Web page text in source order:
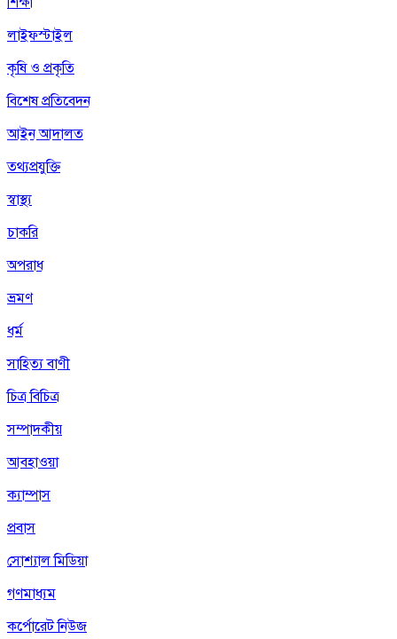
লাইফস্টাইল
কৃষি ও প্রকৃতি
বিশেষ প্রতিবেদন
আইন আদালত
তথ্যপ্রযুক্তি
স্বাস্থ্য
চাকরি
অপরাধ
ভ্রমণ
ধর্ম
সাহিত্য বাণী
চিত্র বিচিত্র
সম্পাদকীয়
আবহাওয়া
ক্যাম্পাস
প্রবাস
সোশ্যাল মিডিয়া
গণমাধ্যম
কর্পোরেট নিউজ